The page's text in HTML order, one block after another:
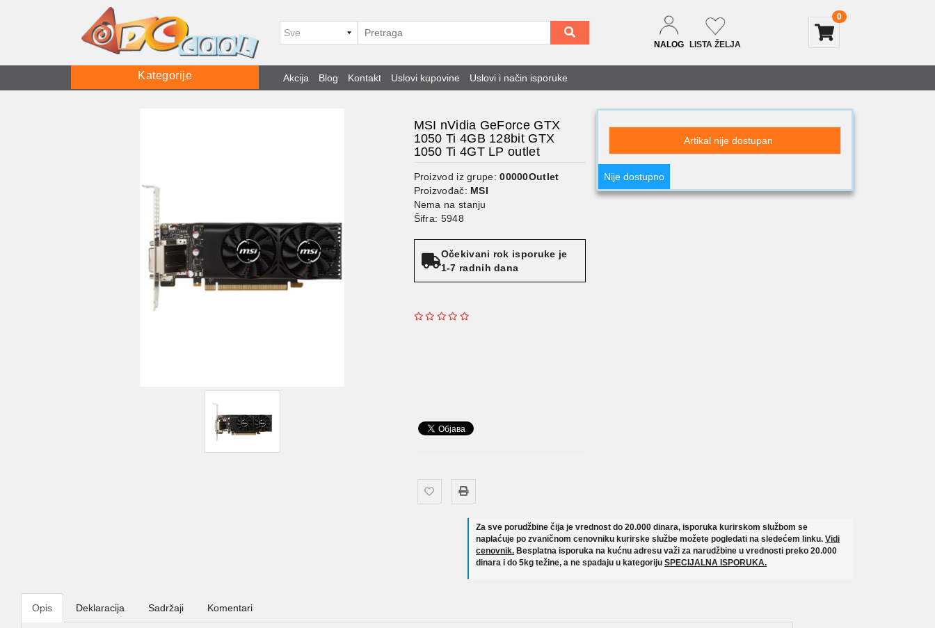
NALOG LISTA ŽELJA
0
Kategorije Akcija Blog Kontakt Uslovi kupovine Uslovi i način isporuke
MSI nVidia GeForce GTX
1050 Ti 4GB 128bit GTX
1050 Ti 4GT LP outlet
Proizvod iz grupe:00000Outlet
Proizvođač: MSI
Nema na stanju
Šifra: 5948
Očekivani rok isporuke je
1-7 radnih dana
Artikal nije dostupan
Nije dostupno
Za sve porudžbine čija je vrednost do 20.000 dinara, isporuka kurirskom službom se
naplaćuje po zvaničnom cenovniku kurirske službe možete pogledati na sledećem linku. Vidi
cenovnik. Besplatna isporuka na kućnu adresu važi za narudžbine u vrednosti preko 20.000
dinara i do 5kg težine, a ne spadaju u kategoriju SPECIJALNA ISPORUKA.
Opis Deklaracija Sadržaji Komentari